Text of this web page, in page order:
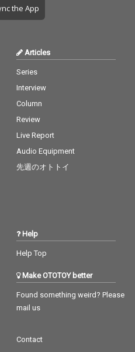
the App
Articles
Series
Interview
Column
Review
Live Report
Audio Equipment
先週のオトトイ
Help
Help Top
Make OTOTOY better
Found something weird? Please
mail us
Contact